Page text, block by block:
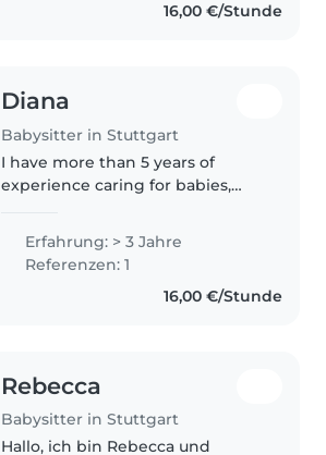
16,00 €/Stunde
Diana
Babysitter in Stuttgart
I have more than 5 years of
experience caring for babies,
of Gavle, in Sweden (but
remotely) and will be getting
Erfahrung: > 3 Jahre
Referenzen: 1
16,00 €/Stunde
Rebecca
Babysitter in Stuttgart
Hallo, ich bin Rebecca und